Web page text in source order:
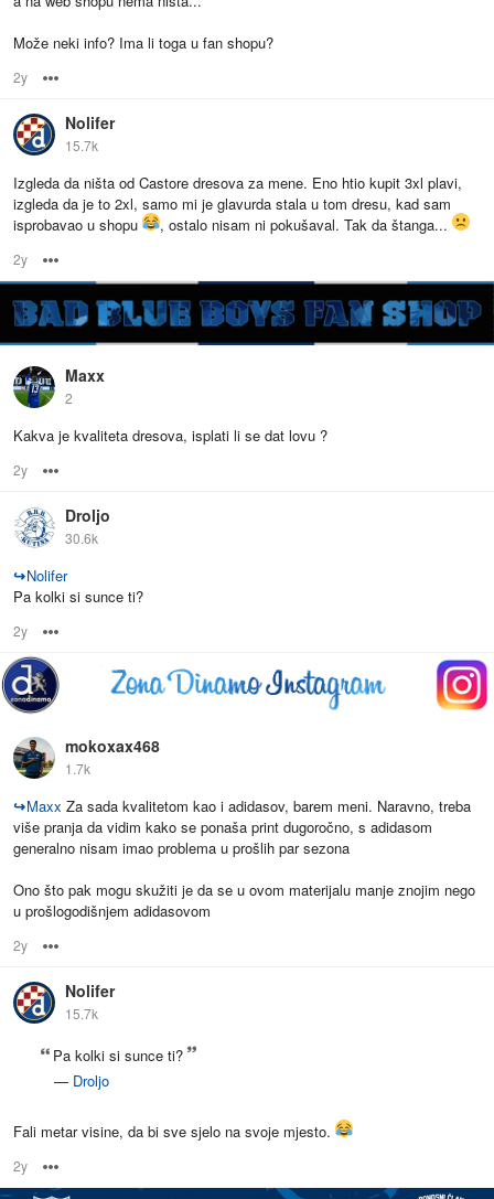
Može neki info? Ima li toga u fan shopu?
2y
Nolifer
15.7k
Izgleda da ništa od Castore dresova za mene. Eno htio kupit 3xl plavi,
izgleda da je to 2xl, samo mi je glavurda stala u tom dresu, kad sam
isprobavao u shopu
, ostalo nisam ni pokušaval. Tak da štanga...
2y
Maxx
2
Kakva je kvaliteta dresova, isplati li se dat lovu ?
2y
Droljo
30.6k
↪Nolifer
Pa kolki si sunce ti?
2y
mokoxax468
1.7k
↪Maxx Za sada kvalitetom kao i adidasov, barem meni. Naravno, treba
više pranja da vidim kako se ponaša print dugoročno, s adidasom
generalno nisam imao problema u prošlih par sezona
Ono što pak mogu skužiti je da se u ovom materijalu manje znojim nego
u prošlogodišnjem adidasovom
2y
Nolifer
15.7k
Pa kolki si sunce ti?
— Droljo
Fali metar visine, da bi sve sjelo na svoje mjesto.
2y